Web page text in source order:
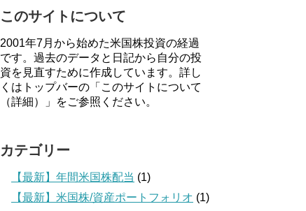
このサイトについて
2001年7月から始めた米国株投資の経過
です。過去のデータと日記から自分の投
資を見直すために作成しています。詳し
くはトップバーの「このサイトについて
（詳細）」をご参照ください。
カテゴリー
【最新】年間米国株配当 (1)
【最新】米国株/資産ポートフォリオ (1)